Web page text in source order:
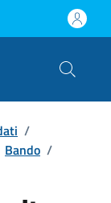
/
Bando /